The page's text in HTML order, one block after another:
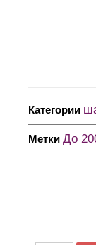
Категории
Метки До